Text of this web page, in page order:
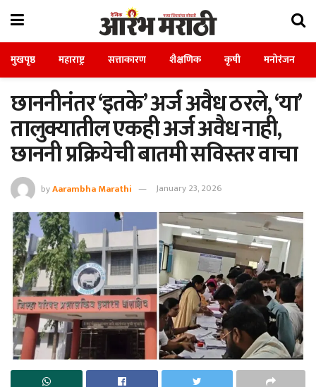
मुखपृष्ठ महाराष्ट्र सत्ताकारण शैक्षणिक कृषी मनोरंजन
छाननीनंतर ‘इतके’ अर्ज अवैध ठरले, ‘या’
तालुक्यातील एकही अर्ज अवैध नाही,
छाननी प्रक्रियेची बातमी सविस्तर वाचा
byAarambha Marathi January 23, 2026